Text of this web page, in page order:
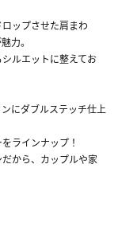
ップさせた肩まわ
力。
ルエットに整えてお
にダブルステッチ仕上
ラインナップ！
から、カップルや家